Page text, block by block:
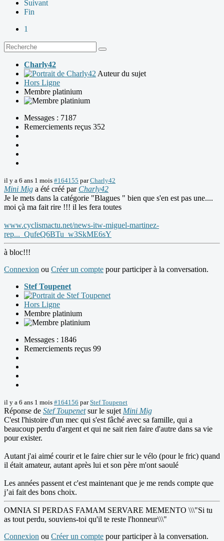
Suivant
Fin
1
Charly42
Auteur du sujet
Hors Ligne
Membre platinium
Messages : 7187
Remerciements reçus 352
il y a 6 ans 1 mois #164155 parCharly42
Mini Mig a été créé par Charly42
Je le mets dans la catégorie "Blagues " bien que s'en est pas une....
moi çà ma fait rire !!! il les fera toutes
www.cyclismactu.net/news-itw-miguel-martinez-
rep..._QufeQ6BTu_w3SkME6sY
à bloc!!!
Connexion ou Créer un compte pour participer à la conversation.
Stef Toupenet
Hors Ligne
Membre platinium
Messages : 1846
Remerciements reçus 99
il y a 6 ans 1 mois #164156 parStef Toupenet
Réponse de Stef Toupenetsur le sujet Mini Mig
C'est l'histoire d'un mec qui s'est fâché avec sa famille, qui a
beaucoup perdu d'argent et qui ne sait rien faire d'autre dans sa vie
pour exister.
Autant j'ai aimé courir et le faire chier sur le vélo (pour le fric) quand
il était amateur, autant après lui et son père m'ont saoulé
Les années passent et c'est maintenant que je me rends compte que
j’ai fait des bons choix.
OMNIA SI PERDAS FAMAM SERVARE MEMENTO \\\"Si tu
as tout perdu, souviens-toi qu'il te reste l'honneur\\\"
Connexion ou Créer un compte pour participer à la conversation.